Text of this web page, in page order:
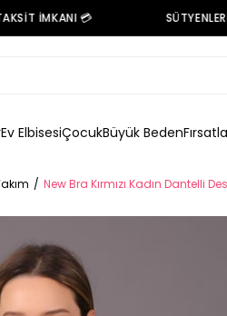
İMKANI 💳
Ev ElbisesiÇocukBüyük Beden
New Bra Kırmızı Kadın Dantelli